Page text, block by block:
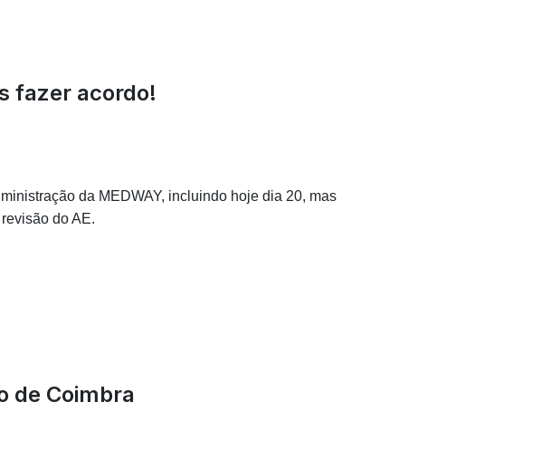
fazer acordo!
da MEDWAY, incluindo hoje dia 20, mas
do AE.
de Coimbra